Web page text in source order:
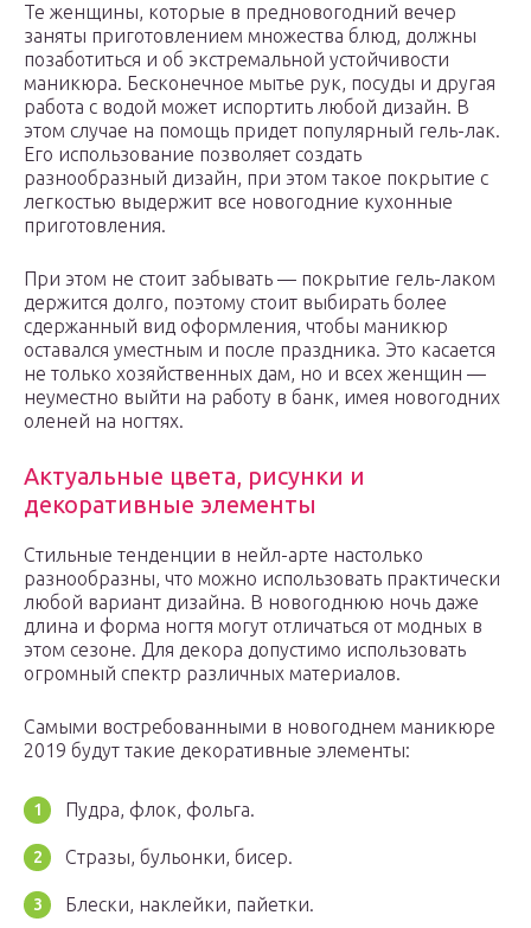
Те женщины, которые в предновогодний вечер
заняты приготовлением множества блюд, должны
позаботиться и об экстремальной устойчивости
маникюра. Бесконечное мытье рук, посуды и другая
работа с водой может испортить любой дизайн. В
этом случае на помощь придет популярный гель-лак.
Его использование позволяет создать
разнообразный дизайн, при этом такое покрытие с
легкостью выдержит все новогодние кухонные
приготовления.
При этом не стоит забывать — покрытие гель-лаком
держится долго, поэтому стоит выбирать более
сдержанный вид оформления, чтобы маникюр
оставался уместным и после праздника. Это касается
не только хозяйственных дам, но и всех женщин —
неуместно выйти на работу в банк, имея новогодних
оленей на ногтях.
Актуальные цвета, рисунки и
декоративные элементы
Стильные тенденции в нейл-арте настолько
разнообразны, что можно использовать практически
любой вариант дизайна. В новогоднюю ночь даже
длина и форма ногтя могут отличаться от модных в
этом сезоне. Для декора допустимо использовать
огромный спектр различных материалов.
Самыми востребованными в новогоднем маникюре
2019 будут такие декоративные элементы:
Пудра, флок, фольга.
Стразы, бульонки, бисер.
Блески, наклейки, пайетки.